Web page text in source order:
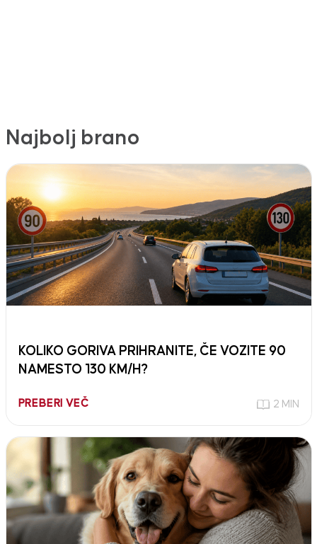
Najbolj brano
KOLIKO GORIVA PRIHRANITE, ČE VOZITE 90
NAMESTO 130 KM/H?
PREBERI VEČ 2 MIN